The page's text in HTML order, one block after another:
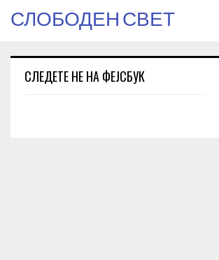
СЛОБОДЕН СВЕТ
СЛЕДЕТЕ НЕ НА ФЕЈСБУК